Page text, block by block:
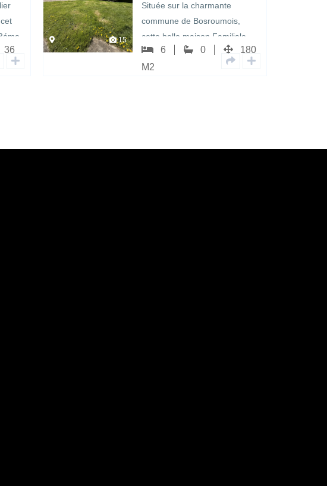
36
15
Située sur la charmante
commune de Bosroumois,
cette belle maison Familiale
vivable de plain-pied offre…
6 0
180
M2